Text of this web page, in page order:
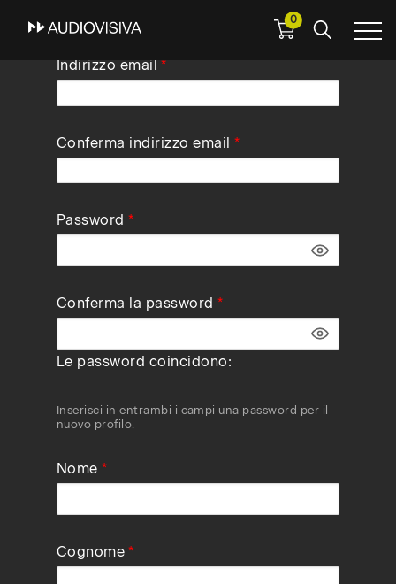
0
Indirizzo email
Conferma indirizzo email
Password
Conferma la password
Le password coincidono:
Inserisci in entrambi i campi una password per il
nuovo profilo.
Nome
Cognome